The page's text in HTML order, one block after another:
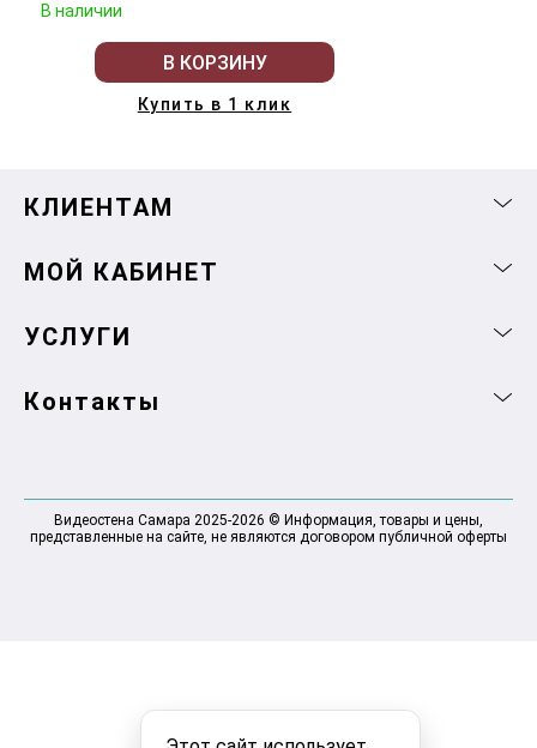
В наличии
В КОРЗИНУ
Купить в 1 клик
КЛИЕНТАМ
МОЙ КАБИНЕТ
УСЛУГИ
Контакты
Видеостена Самара 2025-2026 © Информация, товары и цены,
представленные на сайте, не являются договором публичной оферты